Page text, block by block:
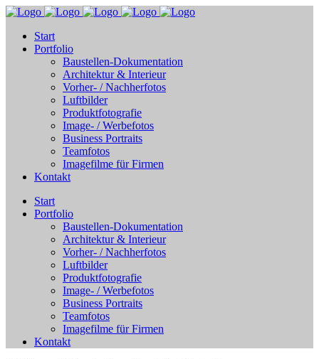
Start
Portfolio
Baustellen-Dokumentation
Architektur & Interieur
Vorher- / Nachherfotos
Luftbilder
Produktfotografie
Image- / Werbefotos
Business Portraits
Teamfotos
Imagefilme für Firmen
Kontakt
Start
Portfolio
Baustellen-Dokumentation
Architektur & Interieur
Vorher- / Nachherfotos
Luftbilder
Produktfotografie
Image- / Werbefotos
Business Portraits
Teamfotos
Imagefilme für Firmen
Kontakt